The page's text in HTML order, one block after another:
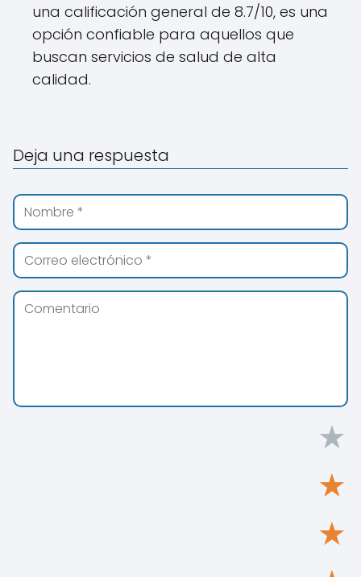
una calificación general de 8.7/10, es una
opción confiable para aquellos que
buscan servicios de salud de alta
calidad.
Deja una respuesta
★
★
★